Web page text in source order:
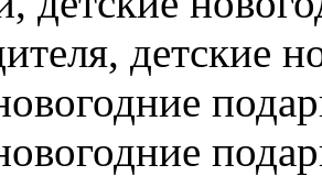
детские